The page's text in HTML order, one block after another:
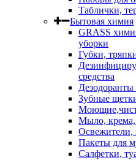
Таблички,
Бытовая химия
GRASS
уборки
Губки,
средства
Зубные
Мыло, крема,
Освежители,
Пакеты для
Салфетки,